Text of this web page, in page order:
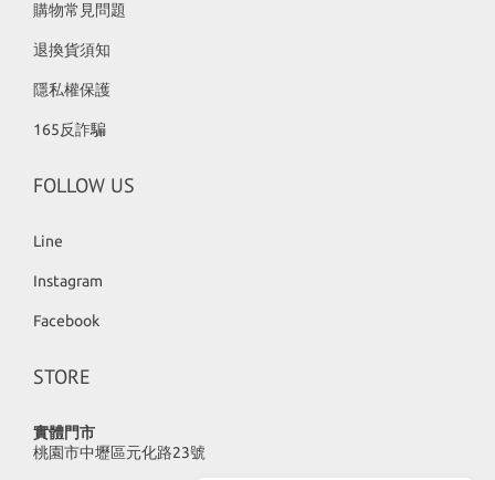
購物常見問題
退換貨須知
隱私權保護
165反詐騙
FOLLOW US
Line
Instagram
Facebook
STORE
實體門市
桃園市中壢區元化路23號